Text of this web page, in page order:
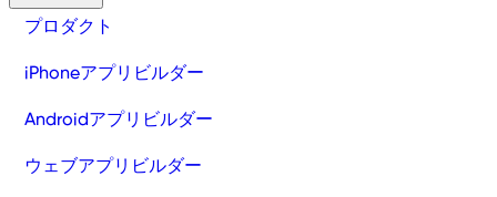
プロダクト
iPhoneアプリビルダー
Androidアプリビルダー
ウェブアプリビルダー